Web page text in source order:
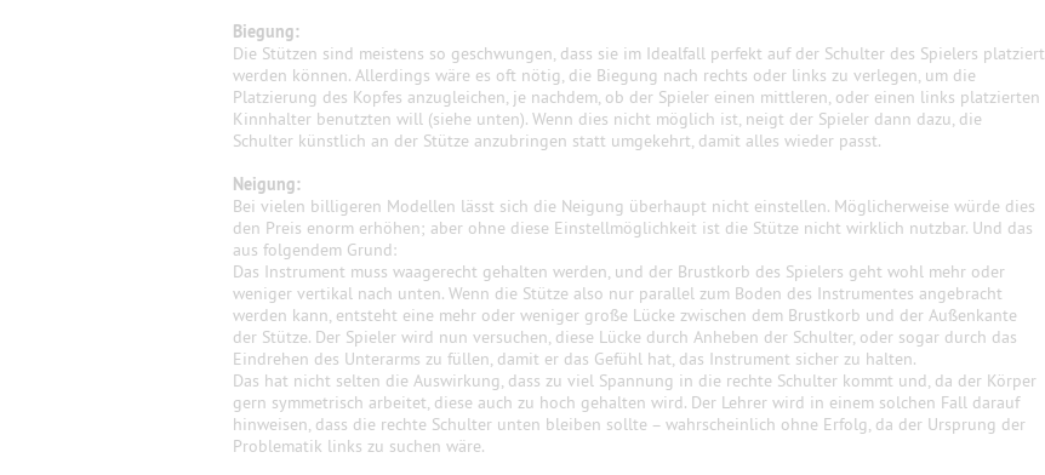
Biegung:
Die Stützen sind meistens so geschwungen, dass sie im Idealfall perfekt auf der Schulter des Spielers platziert
werden können. Allerdings wäre es oft nötig, die Biegung nach rechts oder links zu verlegen, um die
Platzierung des Kopfes anzugleichen, je nachdem, ob der Spieler einen mittleren, oder einen links platzierten
Kinnhalter benutzten will (siehe unten). Wenn dies nicht möglich ist, neigt der Spieler dann dazu, die
Schulter künstlich an der Stütze anzubringen statt umgekehrt, damit alles wieder passt.
Neigung:
Bei vielen billigeren Modellen lässt sich die Neigung überhaupt nicht einstellen. Möglicherweise würde dies
den Preis enorm erhöhen; aber ohne diese Einstellmöglichkeit ist die Stütze nicht wirklich nutzbar. Und das
aus folgendem Grund:
Das Instrument muss waagerecht gehalten werden, und der Brustkorb des Spielers geht wohl mehr oder
weniger vertikal nach unten. Wenn die Stütze also nur parallel zum Boden des Instrumentes angebracht
werden kann, entsteht eine mehr oder weniger große Lücke zwischen dem Brustkorb und der Außenkante
der Stütze. Der Spieler wird nun versuchen, diese Lücke durch Anheben der Schulter, oder sogar durch das
Eindrehen des Unterarms zu füllen, damit er das Gefühl hat, das Instrument sicher zu halten.
Das hat nicht selten die Auswirkung, dass zu viel Spannung in die rechte Schulter kommt und, da der Körper
gern symmetrisch arbeitet, diese auch zu hoch gehalten wird. Der Lehrer wird in einem solchen Fall darauf
hinweisen, dass die rechte Schulter unten bleiben sollte – wahrscheinlich ohne Erfolg, da der Ursprung der
Problematik links zu suchen wäre.